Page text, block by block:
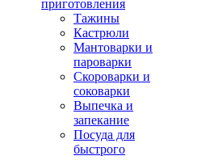
приготовления
Тажины
Кастрюли
Мантоварки и
пароварки
Скороварки и
соковарки
Выпечка и
запекание
Посуда для
быстрого